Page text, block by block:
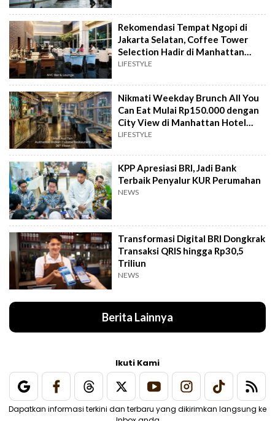
Rekomendasi Tempat Ngopi di
Jakarta Selatan, Coffee Tower
Selection Hadir di Manhattan
Hotel Jakarta
LIFESTYLE
Nikmati Weekday Brunch All You
Can Eat Mulai Rp150.000 dengan
City View di Manhattan Hotel
Jakarta
LIFESTYLE
KPP Apresiasi BRI, Jadi Bank
Terbaik Penyalur KUR Perumahan
NEWS
Transformasi Digital BRI Dongkrak
Transaksi QRIS hingga Rp30,5
Triliun
NEWS
Berita Lainnya
Ikuti Kami
Dapatkan informasi terkini dan terbaru yang dikirimkan langsung ke